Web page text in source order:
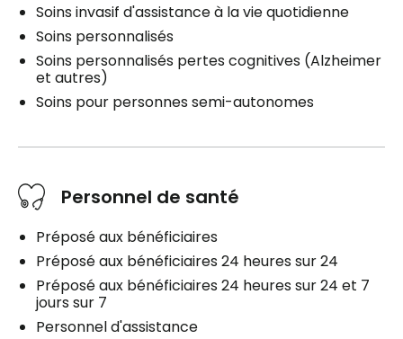
Soins invasif d'assistance à la vie quotidienne
Soins personnalisés
Soins personnalisés pertes cognitives (Alzheimer
et autres)
Soins pour personnes semi-autonomes
Personnel de santé
Préposé aux bénéficiaires
Préposé aux bénéficiaires 24 heures sur 24
Préposé aux bénéficiaires 24 heures sur 24 et 7
jours sur 7
Personnel d'assistance